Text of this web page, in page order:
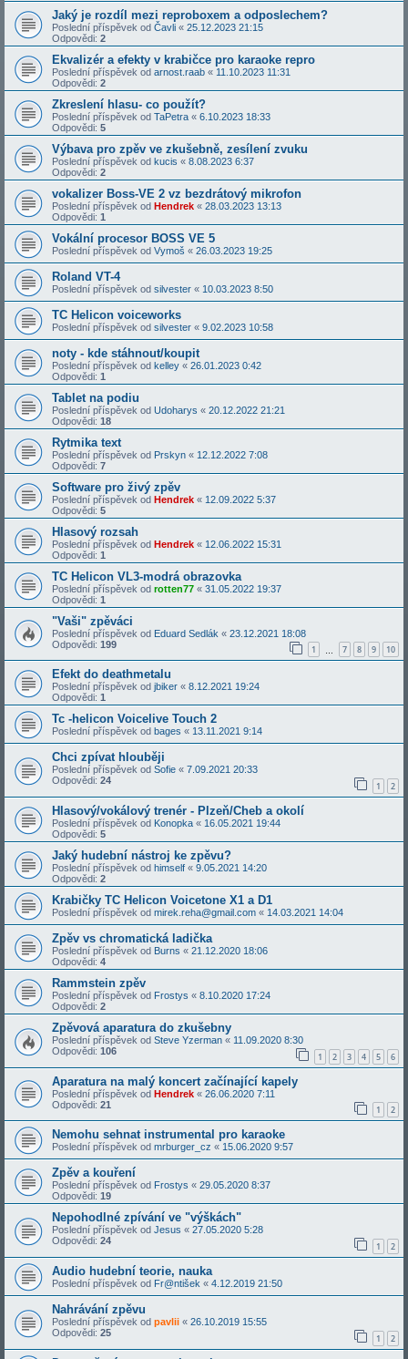
Jaký je rozdíl mezi reproboxem a odposlechem?
Poslední příspěvek od Čavli « 25.12.2023 21:15
Odpovědi: 2
Ekvalizér a efekty v krabičce pro karaoke repro
Poslední příspěvek od arnost.raab « 11.10.2023 11:31
Odpovědi: 2
Zkreslení hlasu- co použít?
Poslední příspěvek od TaPetra « 6.10.2023 18:33
Odpovědi: 5
Výbava pro zpěv ve zkušebně, zesílení zvuku
Poslední příspěvek od kucis « 8.08.2023 6:37
Odpovědi: 2
vokalizer Boss-VE 2 vz bezdrátový mikrofon
Poslední příspěvek od Hendrek « 28.03.2023 13:13
Odpovědi: 1
Vokální procesor BOSS VE 5
Poslední příspěvek od Vymoš « 26.03.2023 19:25
Roland VT-4
Poslední příspěvek od silvester « 10.03.2023 8:50
TC Helicon voiceworks
Poslední příspěvek od silvester « 9.02.2023 10:58
noty - kde stáhnout/koupit
Poslední příspěvek od kelley « 26.01.2023 0:42
Odpovědi: 1
Tablet na podiu
Poslední příspěvek od Udoharys « 20.12.2022 21:21
Odpovědi: 18
Rytmika text
Poslední příspěvek od Prskyn « 12.12.2022 7:08
Odpovědi: 7
Software pro živý zpěv
Poslední příspěvek od Hendrek « 12.09.2022 5:37
Odpovědi: 5
Hlasový rozsah
Poslední příspěvek od Hendrek « 12.06.2022 15:31
Odpovědi: 1
TC Helicon VL3-modrá obrazovka
Poslední příspěvek od rotten77 « 31.05.2022 19:37
Odpovědi: 1
"Vaši" zpěváci
Poslední příspěvek od Eduard Sedlák « 23.12.2021 18:08
Odpovědi: 199 1 7 8 9 10
Efekt do deathmetalu
Poslední příspěvek od jbiker « 8.12.2021 19:24
Odpovědi: 1
Tc -helicon Voicelive Touch 2
Poslední příspěvek od bages « 13.11.2021 9:14
Chci zpívat hlouběji
Poslední příspěvek od Sofie « 7.09.2021 20:33
Odpovědi: 24 1 2
Hlasový/vokálový trenér - Plzeň/Cheb a okolí
Poslední příspěvek od Konopka « 16.05.2021 19:44
Odpovědi: 5
Jaký hudební nástroj ke zpěvu?
Poslední příspěvek od himself « 9.05.2021 14:20
Odpovědi: 2
Krabičky TC Helicon Voicetone X1 a D1
Poslední příspěvek od mirek.reha@gmail.com « 14.03.2021 14:04
Zpěv vs chromatická ladička
Poslední příspěvek od Burns « 21.12.2020 18:06
Odpovědi: 4
Rammstein zpěv
Poslední příspěvek od Frostys « 8.10.2020 17:24
Odpovědi: 2
Zpěvová aparatura do zkušebny
Poslední příspěvek od Steve Yzerman « 11.09.2020 8:30
Odpovědi: 106 1 2 3 4 5 6
Aparatura na malý koncert začínající kapely
Poslední příspěvek od Hendrek « 26.06.2020 7:11
Odpovědi: 21 1 2
Nemohu sehnat instrumental pro karaoke
Poslední příspěvek od mrburger_cz « 15.06.2020 9:57
Zpěv a kouření
Poslední příspěvek od Frostys « 29.05.2020 8:37
Odpovědi: 19
Nepohodlné zpívání ve "výškách"
Poslední příspěvek od Jesus « 27.05.2020 5:28
Odpovědi: 24 1 2
Audio hudební teorie, nauka
Poslední příspěvek od Fr@ntišek « 4.12.2019 21:50
Nahrávání zpěvu
Poslední příspěvek od pavlii « 26.10.2019 15:55
Odpovědi: 25 1 2